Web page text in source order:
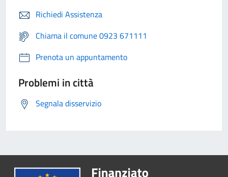
Richiedi Assistenza
Chiama il comune 0923 671111
Prenota un appuntamento
Problemi in città
Segnala disservizio